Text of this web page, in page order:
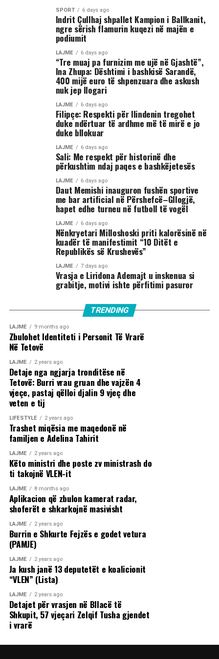
SPORT 6 days ago
Indrit Çullhaj shpallet Kampion i Ballkanit,
ngre sërish flamurin kuqezi në majën e
podiumit
LAJME 6 days ago
“Tre muaj pa furnizim me ujë në Gjashtë”,
Ina Zhupa: Dështimi i bashkisë Sarandë,
400 mijë euro të shpenzuara dhe askush
nuk jep llogari
LAJME 6 days ago
Filipçe: Respekti për Ilindenin tregohet
duke ndërtuar të ardhme më të mirë e jo
duke bllokuar
LAJME 6 days ago
Sali: Me respekt për historinë dhe
përkushtim ndaj paqes e bashkëjetesës
LAJME 6 days ago
Daut Memishi inauguron fushën sportive
me bar artificial në Përshefcë–Gllogjë,
hapet edhe turneu në futboll të vogël
LAJME 6 days ago
Nënkryetari Milloshoski priti kalorësinë në
kuadër të manifestimit “10 Ditët e
Republikës së Krushevës”
LAJME 7 days ago
Vrasja e Liridona Ademajt u inskenua si
grabitje, motivi ishte përfitimi pasuror
TRENDING
LAJME 9 months ago
Zbulohet Identiteti i Personit Të Vrarë
Në Tetovë
LAJME 2 years ago
Detaje nga ngjarja tronditëse në
Tetovë: Burri vrau gruan dhe vajzën 4
vjeçe, pastaj qëlloi djalin 9 vjeç dhe
veten e tij
LIFESTYLE 2 years ago
Trashet miqësia me maqedonë në
familjen e Adelina Tahirit
LAJME 2 years ago
Këto ministri dhe poste zv ministrash do
ti takojnë VLEN-it
LAJME 8 months ago
Aplikacion që zbulon kamerat radar,
shoferët e shkarkojnë masivisht
LAJME 2 years ago
Burrin e Shkurte Fejzës e godet vetura
(PAMJE)
LAJME 2 years ago
Ja kush janë 13 deputetët e koalicionit
“VLEN” (Lista)
LAJME 2 years ago
Detajet për vrasjen në Bllacë të
Shkupit, 57 vjeçari Zelqif Tusha gjendet
i vrarë